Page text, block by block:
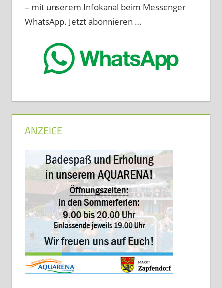
– mit unserem Infokanal beim Messenger
WhatsApp. Jetzt abonnieren …
ANZEIGE